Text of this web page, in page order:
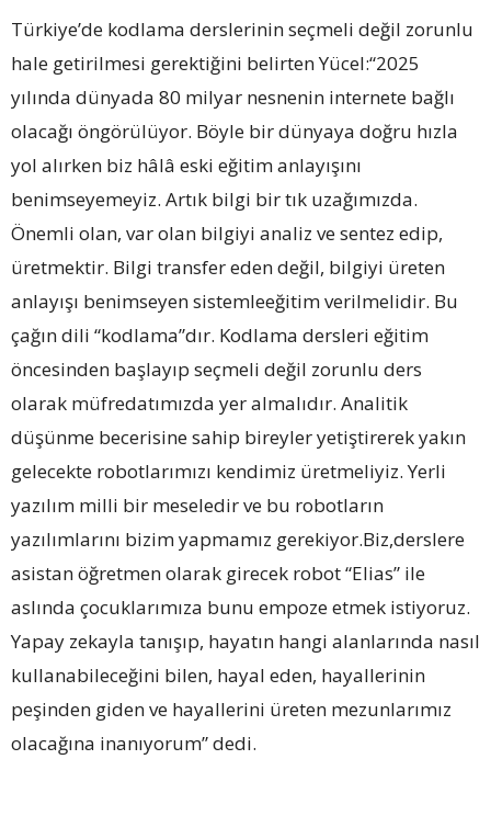
Türkiye’de kodlama derslerinin seçmeli değil zorunlu
hale getirilmesi gerektiğini belirten Yücel:“2025
yılında dünyada 80 milyar nesnenin internete bağlı
olacağı öngörülüyor. Böyle bir dünyaya doğru hızla
yol alırken biz hâlâ eski eğitim anlayışını
benimseyemeyiz. Artık bilgi bir tık uzağımızda.
Önemli olan, var olan bilgiyi analiz ve sentez edip,
üretmektir. Bilgi transfer eden değil, bilgiyi üreten
anlayışı benimseyen sistemleeğitim verilmelidir. Bu
çağın dili “kodlama”dır. Kodlama dersleri eğitim
öncesinden başlayıp seçmeli değil zorunlu ders
olarak müfredatımızda yer almalıdır. Analitik
düşünme becerisine sahip bireyler yetiştirerek yakın
gelecekte robotlarımızı kendimiz üretmeliyiz. Yerli
yazılım milli bir meseledir ve bu robotların
yazılımlarını bizim yapmamız gerekiyor.Biz,derslere
asistan öğretmen olarak girecek robot “Elias” ile
aslında çocuklarımıza bunu empoze etmek istiyoruz.
Yapay zekayla tanışıp, hayatın hangi alanlarında nasıl
kullanabileceğini bilen, hayal eden, hayallerinin
peşinden giden ve hayallerini üreten mezunlarımız
olacağına inanıyorum” dedi.